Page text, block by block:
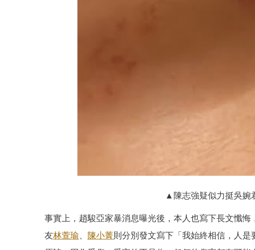
▲陳志強疑似力挺吳婉
事實上，趙駿亞家暴消息曝光後，本人也寫下長文懺
友林萱瑜、 陳小菁則分別發文寫下「我始終相信，人